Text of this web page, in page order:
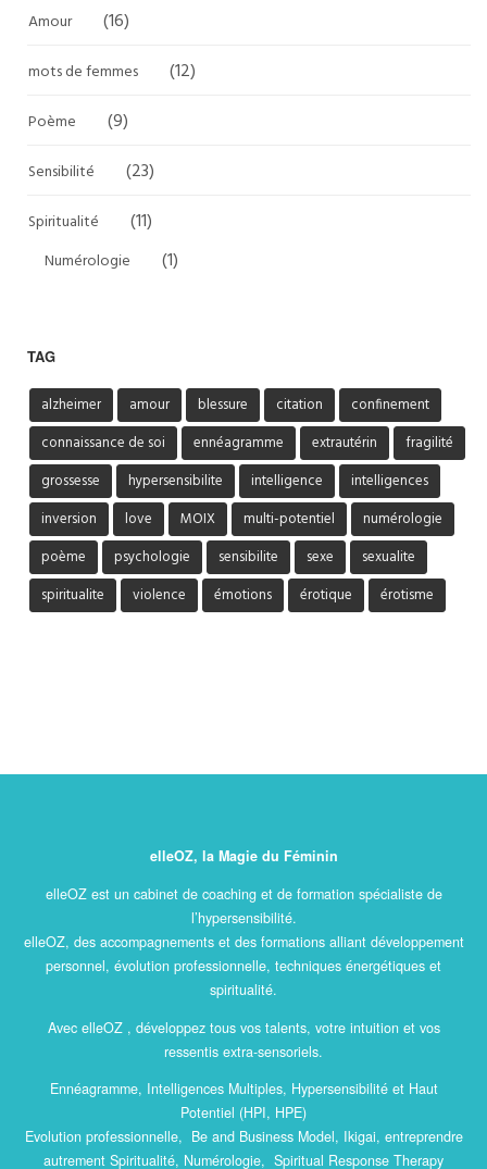
Amour (16)
mots de femmes (12)
Poème (9)
Sensibilité (23)
Spiritualité (11)
Numérologie (1)
TAG
alzheimer amour blessure citation
confinement
connaissance de soi
ennéagramme extrautérin
fragilité
grossesse
hypersensibilite intelligence
intelligences
inversion
love MOIX multi-potentiel
numérologie
poème
psychologie sensibilite sexe
sexualite
spiritualite
violence émotions érotique érotisme
elleOZ, la Magie du Féminin
elleOZ est un cabinet de coaching et de formation spécialiste de
l’hypersensibilité.
elleOZ, des accompagnements et des formations alliant développement
personnel, évolution professionnelle, techniques énergétiques et
spiritualité.
Avec elleOZ , développez tous vos talents, votre intuition et vos
ressentis extra-sensoriels.
Ennéagramme, Intelligences Multiples, Hypersensibilité et Haut
Potentiel (HPI, HPE)
Evolution professionnelle, Be and Business Model, Ikigai, entreprendre
autrement Spiritualité, Numérologie, Spiritual Response Therapy